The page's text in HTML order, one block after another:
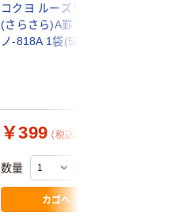
コクヨ ルーズリーフ
(さらさら)A罫 A4
ノ-818A 1袋(50枚入)
￥399 （税込）
数量
カゴへ